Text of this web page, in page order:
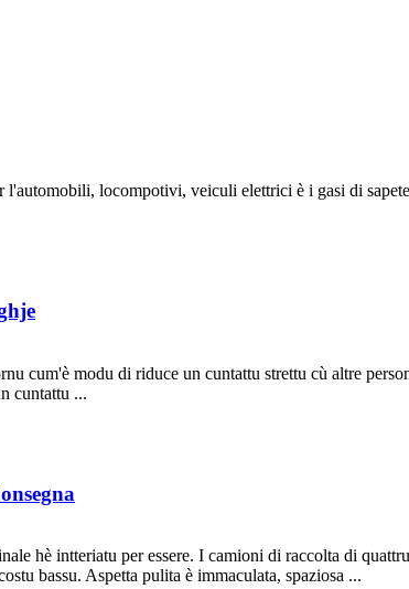
locompotivi, veiculi elettrici è i gasi di
cum'è modu di riduce un cuntattu strettu cù altre
cuntattu ...
hè intteriatu per essere. I camioni di raccolta di
bassu. Aspetta pulita è immaculata, spaziosa ...